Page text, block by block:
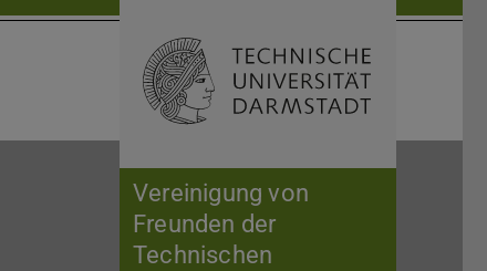
Vereinigung von
Freunden der
Technischen
Suche öffnen